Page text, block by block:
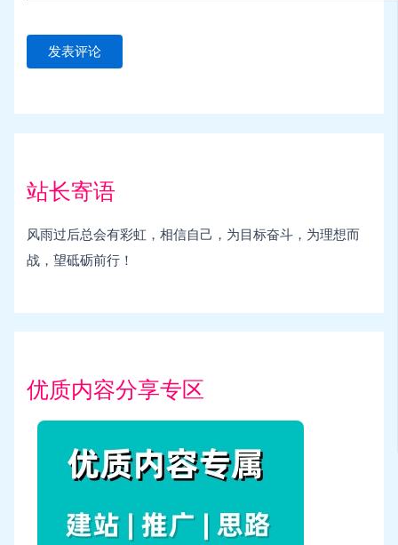
站长寄语
风雨过后总会有彩虹，相信自己，为目标奋斗，为理想而
战，望砥砺前行！
优质内容分享专区